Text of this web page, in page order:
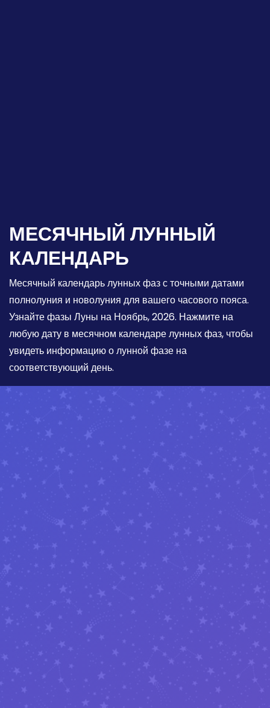
МЕСЯЧНЫЙ ЛУННЫЙ
КАЛЕНДАРЬ
Месячный календарь лунных фаз с точными датами
полнолуния и новолуния для вашего часового пояса.
Узнайте фазы Луны на Ноябрь, 2026. Нажмите на
любую дату в месячном календаре лунных фаз, чтобы
увидеть информацию о лунной фазе на
соответствующий день.